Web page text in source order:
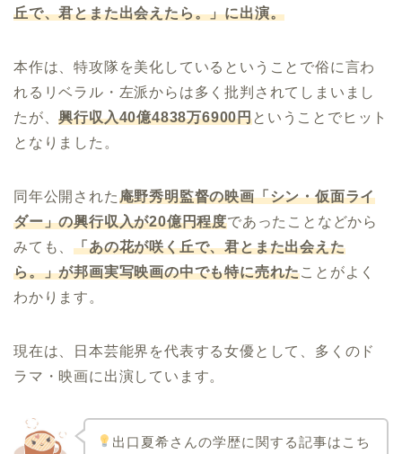
丘で、君とまた出会えたら。」に出演。
本作は、特攻隊を美化しているということで俗に言わ
れるリベラル・左派からは多く批判されてしまいまし
たが、興行収入40億4838万6900円ということでヒット
となりました。
同年公開された庵野秀明監督の映画「シン・仮面ライ
ダー」の興行収入が20億円程度であったことなどから
みても、「あの花が咲く丘で、君とまた出会えた
ら。」が邦画実写映画の中でも特に売れたことがよく
わかります。
現在は、日本芸能界を代表する女優として、多くのド
ラマ・映画に出演しています。
出口夏希さんの学歴に関する記事はこち